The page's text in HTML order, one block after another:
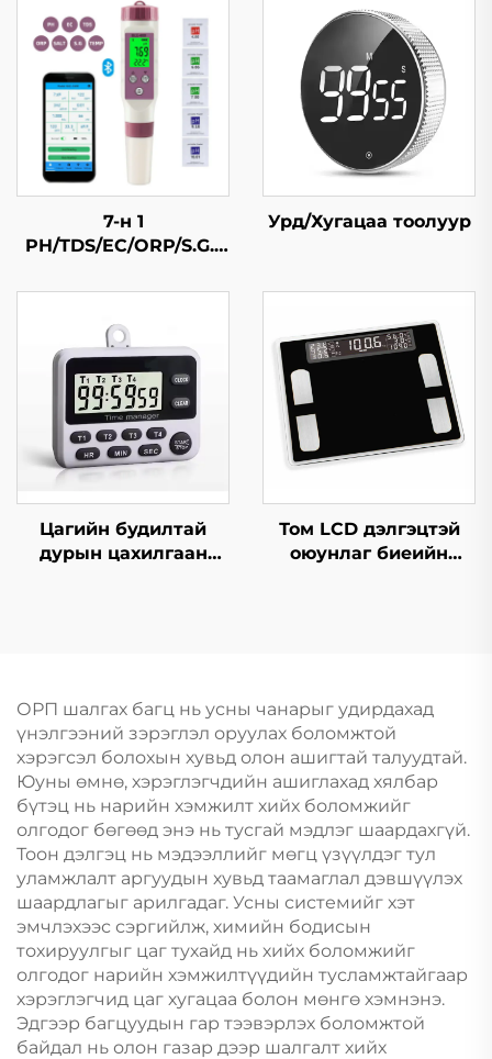
7-н 1
PH/TDS/EC/ORP/S.G./
Bluetooth усны чанар
Урд/Хугацаа тоолуур
Цагийн будилтай
дурын цахилгаан
Том LCD дэлгэцтэй
оюунлаг биеийн
ОРП шалгах багц нь усны чанарыг удирдахад
үнэлгээний зэрэглэл оруулах боломжтой
хэрэгсэл болохын хувьд олон ашигтай талуудтай.
Юуны өмнө, хэрэглэгчдийн ашиглахад хялбар
бүтэц нь нарийн хэмжилт хийх боломжийг
олгодог бөгөөд энэ нь тусгай мэдлэг шаардахгүй.
Тоон дэлгэц нь мэдээллийг мөгц үзүүлдэг тул
уламжлалт аргуудын хувьд таамаглал дэвшүүлэх
шаардлагыг арилгадаг. Усны системийг хэт
эмчлэхээс сэргийлж, химийн бодисын
тохируулгыг цаг тухайд нь хийх боломжийг
олгодог нарийн хэмжилтүүдийн тусламжтайгаар
хэрэглэгчид цаг хугацаа болон мөнгө хэмнэнэ.
Эдгээр багцуудын гар тээвэрлэх боломжтой
байдал нь олон газар дээр шалгалт хийх